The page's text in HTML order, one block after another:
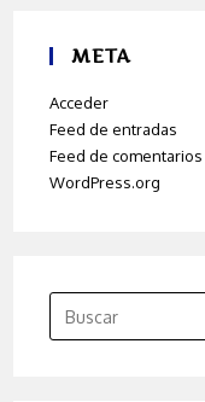
META
Acceder
Feed de entradas
Feed de comentarios
WordPress.org